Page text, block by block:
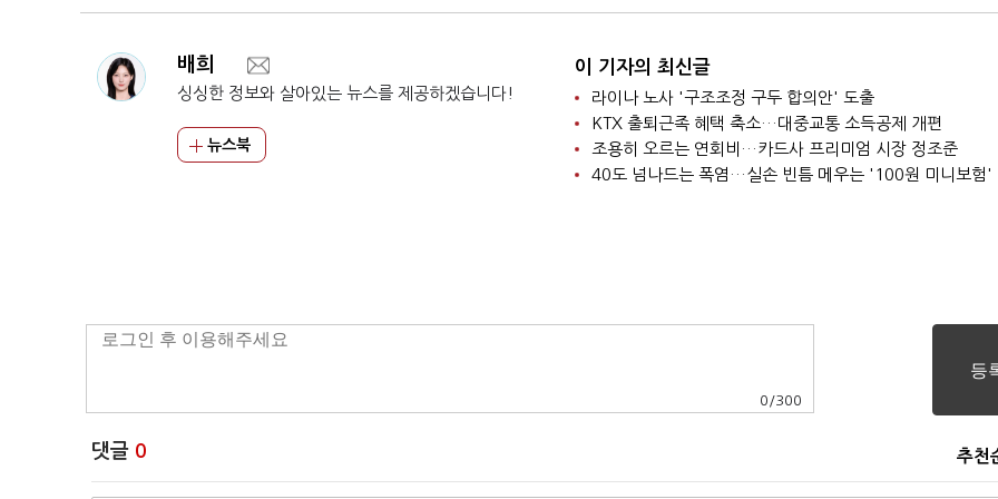
배희
싱싱한 정보와 살아있는 뉴스를 제공하겠습니다!
뉴스북
이 기자의 최신글
라이나 노사 '구조조정 구두 합의안' 도출
KTX 출퇴근족 혜택 축소…대중교통 소득공제 개편
조용히 오르는 연회비…카드사 프리미엄 시장 정조준
40도 넘나드는 폭염…실손 빈틈 메우는 '100원 미니보험'
0 /300
댓글 0 추천